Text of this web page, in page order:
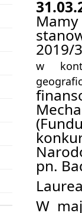
2019/
w
pn.
W